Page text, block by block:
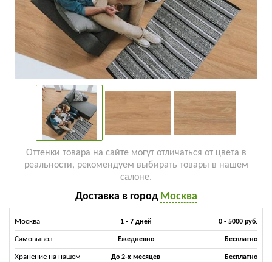
Оттенки товара на сайте могут отличаться от цвета в
реальности, рекомендуем выбирать товары в нашем
салоне.
Доставка в город Москва
Москва 1 - 7 дней 0 - 5000 руб.
Самовывоз Ежедневно Бесплатно
Хранение на нашем
До 2-х месяцев Бесплатно